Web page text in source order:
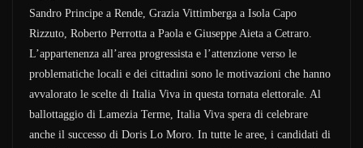
Sandro Principe a Rende, Grazia Vittimberga a Isola Capo
Rizzuto, Roberto Perrotta a Paola e Giuseppe Aieta a Cetraro.
L’appartenenza all’area progressista e l’attenzione verso le
problematiche locali e dei cittadini sono le motivazioni che hanno
avvalorato le scelte di Italia Viva in questa tornata elettorale. Al
ballottaggio di Lamezia Terme, Italia Viva spera di celebrare
anche il successo di Doris Lo Moro. In tutte le aree, i candidati di